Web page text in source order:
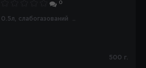
0
слабогазований ..
500 г.